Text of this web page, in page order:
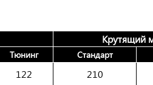
Крутящий
Тюнинг Стандарт
122 210